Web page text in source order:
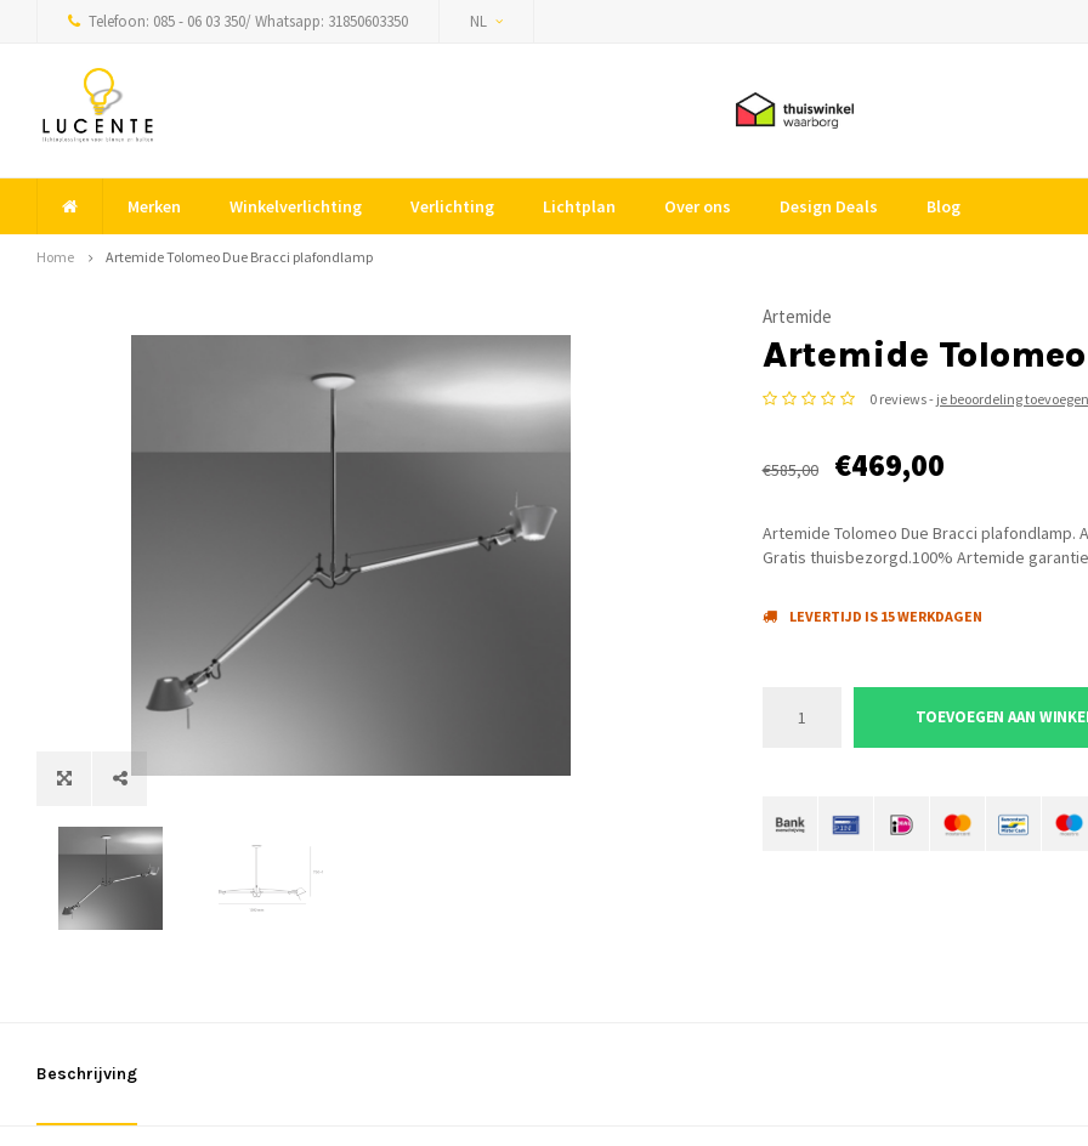
Telefoon: 085 - 06 03 350/ Whatsapp: 31850603350 NL
Merken Winkelverlichting Verlichting Lichtplan Over ons Design Deals Blog
Home Artemide Tolomeo Due Bracci plafondlamp
Artemide
Artemide
0 reviews - je beoordeling toevoegen
€585,00 €469,00
Artemide Tolomeo Due Bracci
Gratis thuisbezorgd.100% Artemide
LEVERTIJD IS 15 WERKDAGEN
TOEVOEGEN AAN
Beschrijving